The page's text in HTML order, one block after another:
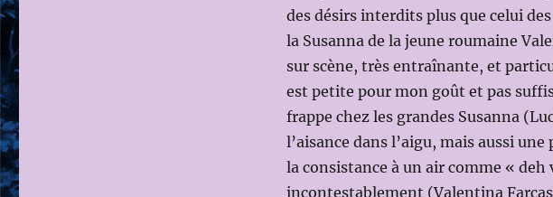
des désirs interdits plus que celui
la Susanna de la jeune roumaine
sur scène, très entraînante, et
est petite pour mon goût et pas
frappe chez les grandes Susanna
l’aisance dans l’aigu, mais aussi
la consistance à un air comme «
incontestablement (Valentina